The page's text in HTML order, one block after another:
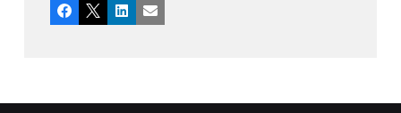
Facebook
X LinkedIn
Email